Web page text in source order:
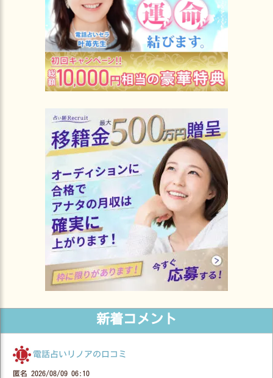
新着コメント
電話占いリノアの口コミ
匿名 2026/08/09 06:10